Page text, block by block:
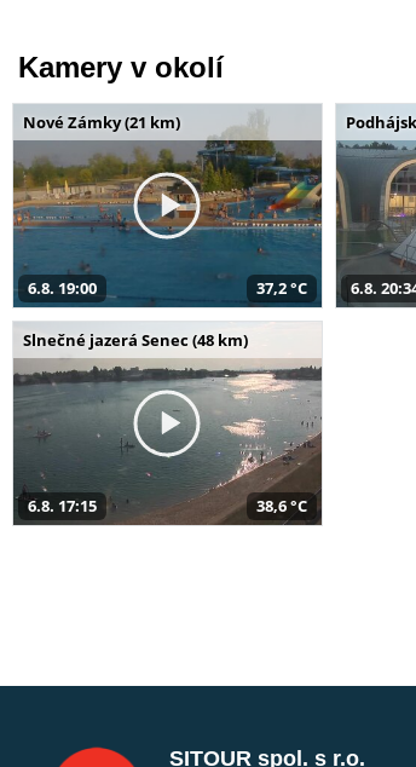
Kamery v okolí
Nové Zámky (21 km)
6.8. 19:00 37,2 °C 6.8.
Slnečné jazerá Senec (48 km)
6.8. 17:15 38,6 °C
SITOUR spol. s r.o.